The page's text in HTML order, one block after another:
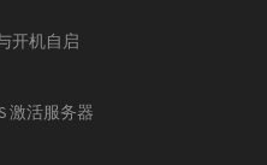
开机自启
激活服务器